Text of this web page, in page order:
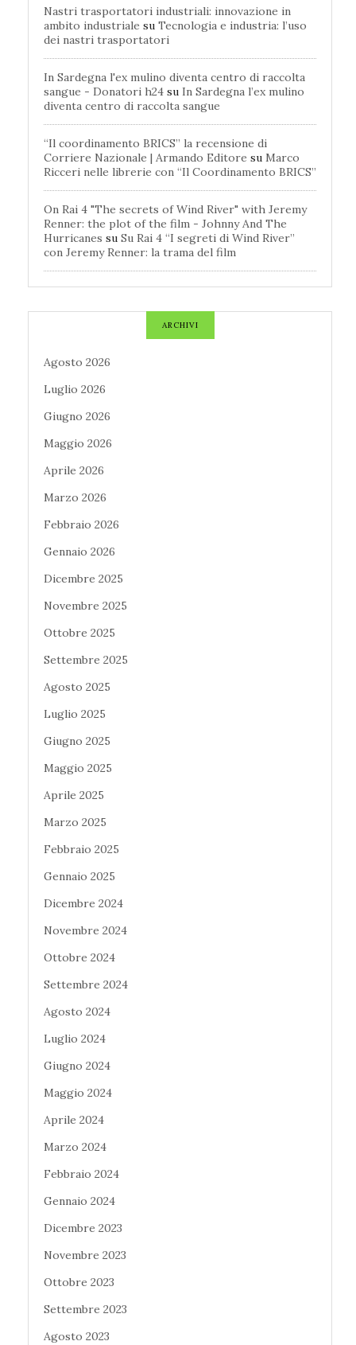
Nastri trasportatori industriali: innovazione in
ambito industriale su Tecnologia e industria: l’uso
dei nastri trasportatori
In Sardegna l'ex mulino diventa centro di raccolta
sangue - Donatori h24 su In Sardegna l’ex mulino
diventa centro di raccolta sangue
“Il coordinamento BRICS” la recensione di
Corriere Nazionale | Armando Editore su Marco
Ricceri nelle librerie con “Il Coordinamento BRICS”
On Rai 4 "The secrets of Wind River" with Jeremy
Renner: the plot of the film - Johnny And The
Hurricanes su Su Rai 4 “I segreti di Wind River”
con Jeremy Renner: la trama del film
ARCHIVI
Agosto 2026
Luglio 2026
Giugno 2026
Maggio 2026
Aprile 2026
Marzo 2026
Febbraio 2026
Gennaio 2026
Dicembre 2025
Novembre 2025
Ottobre 2025
Settembre 2025
Agosto 2025
Luglio 2025
Giugno 2025
Maggio 2025
Aprile 2025
Marzo 2025
Febbraio 2025
Gennaio 2025
Dicembre 2024
Novembre 2024
Ottobre 2024
Settembre 2024
Agosto 2024
Luglio 2024
Giugno 2024
Maggio 2024
Aprile 2024
Marzo 2024
Febbraio 2024
Gennaio 2024
Dicembre 2023
Novembre 2023
Ottobre 2023
Settembre 2023
Agosto 2023